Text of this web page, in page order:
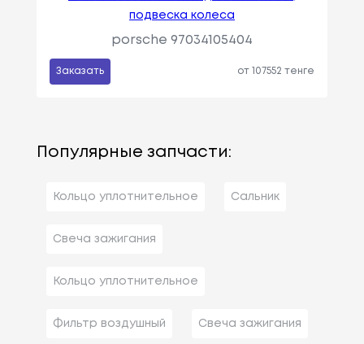
подвеска колеса
porsche 97034105404
Заказать от 107552 тенге
Популярные запчасти:
Кольцо уплотнительное Сальник
Свеча зажигания
Кольцо уплотнительное
Фильтр воздушный Свеча зажигания